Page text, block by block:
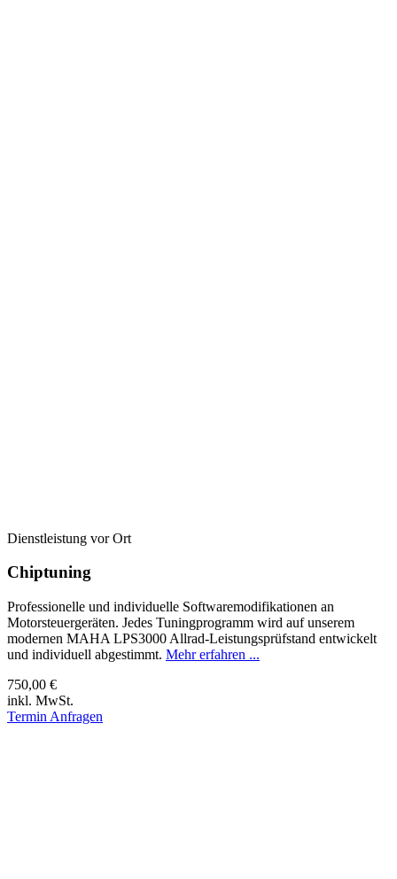
Dienstleistung vor Ort
Chiptuning
Professionelle und individuelle Softwaremodifikationen an
Motorsteuergeräten. Jedes Tuningprogramm wird auf unserem
modernen MAHA LPS3000 Allrad-Leistungsprüfstand entwickelt
und individuell abgestimmt. Mehr erfahren ...
750,00 €
inkl. MwSt.
Termin Anfragen